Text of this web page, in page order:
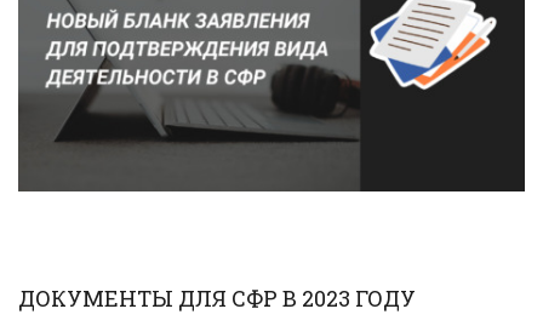
ДОКУМЕНТЫ ДЛЯ СФР В 2023 ГОДУ